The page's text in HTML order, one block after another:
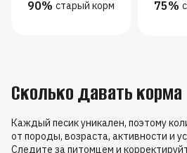
90% старый корм 75%
Сколько давать корма
Каждый песик уникален, поэтому
от породы, возраста, активности и
Следите за питомцем и